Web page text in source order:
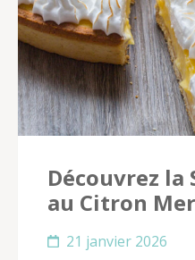
Découvrez la
au Citron
21 janvier 2026